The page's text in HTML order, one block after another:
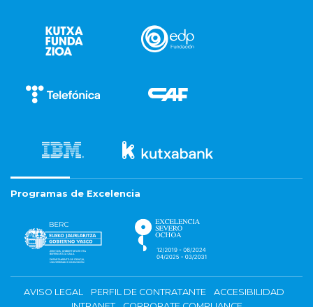
Programas de Excelencia
AVISO LEGAL PERFIL DE CONTRATANTE
ACCESIBILIDAD